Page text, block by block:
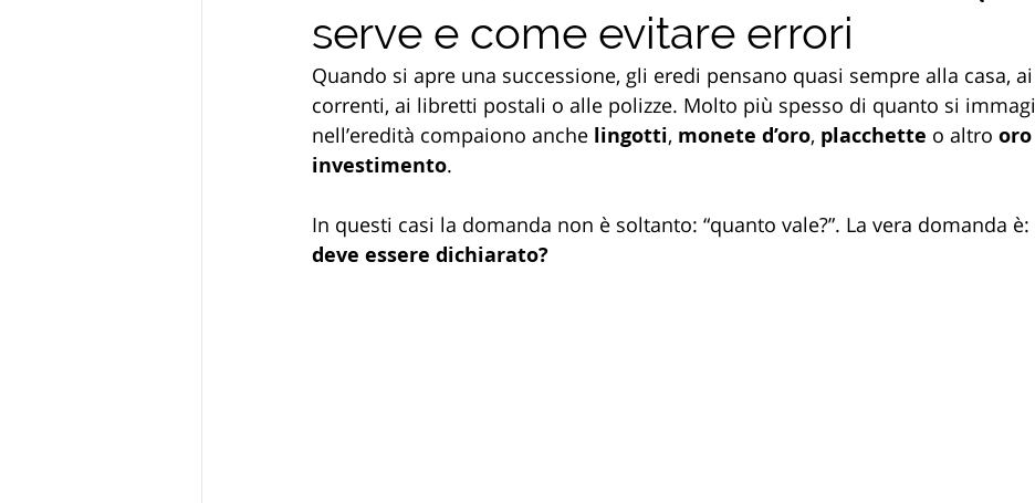
serve e come evitare errori
Quando si apre una successione, gli eredi pensano quasi sempre alla casa,
correnti, ai libretti postali o alle polizze. Molto più spesso di quanto si
nell’eredità compaiono anche lingotti, monete d’oro, placchette o altro
investimento.
In questi casi la domanda non è soltanto: “quanto vale?”. La vera domanda è:
deve essere dichiarato?